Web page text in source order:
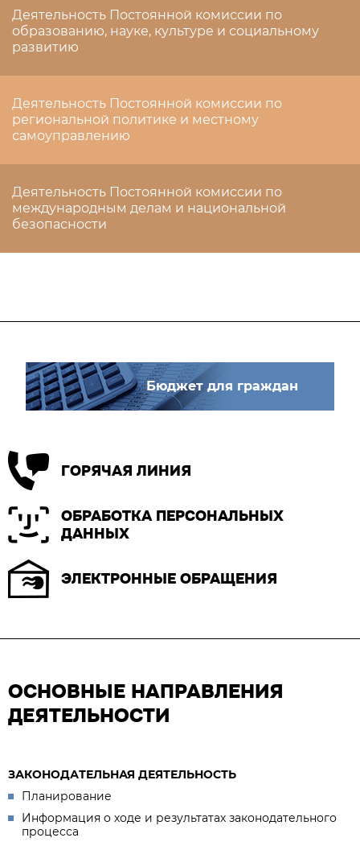
Деятельность Постоянной комиссии по
образованию, науке, культуре и социальному
развитию
Деятельность Постоянной комиссии по
региональной политике и местному
самоуправлению
Деятельность Постоянной комиссии по
международным делам и национальной
безопасности
Бюджет для граждан
ГОРЯЧАЯ ЛИНИЯ
ОБРАБОТКА ПЕРСОНАЛЬНЫХ
ДАННЫХ
ЭЛЕКТРОННЫЕ ОБРАЩЕНИЯ
ОСНОВНЫЕ НАПРАВЛЕНИЯ
ДЕЯТЕЛЬНОСТИ
ЗАКОНОДАТЕЛЬНАЯ ДЕЯТЕЛЬНОСТЬ
Планирование
Информация о ходе и результатах законодательного
процесса